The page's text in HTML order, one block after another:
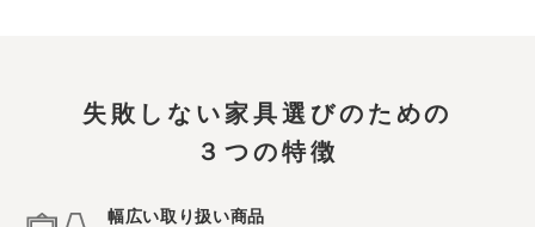
失敗しない家具選びのための
３つの特徴
幅広い取り扱い商品